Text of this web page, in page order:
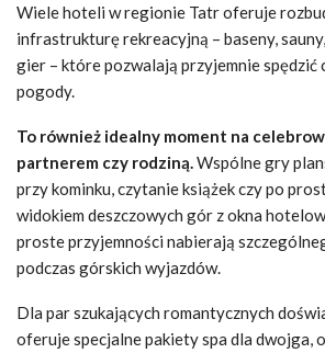
Wiele hoteli w regionie Tatr oferuje
infrastrukturę rekreacyjną – baseny,
gier – które pozwalają przyjemnie spędzić
pogody.
To również idealny moment na
partnerem czy rodziną.Wspólne gry
przy kominku, czytanie książek czy po
widokiem deszczowych gór z okna
proste przyjemności nabierają
podczas górskich wyjazdów.
Dla par szukających romantycznych
oferuje specjalne pakiety spa dla dwojga,